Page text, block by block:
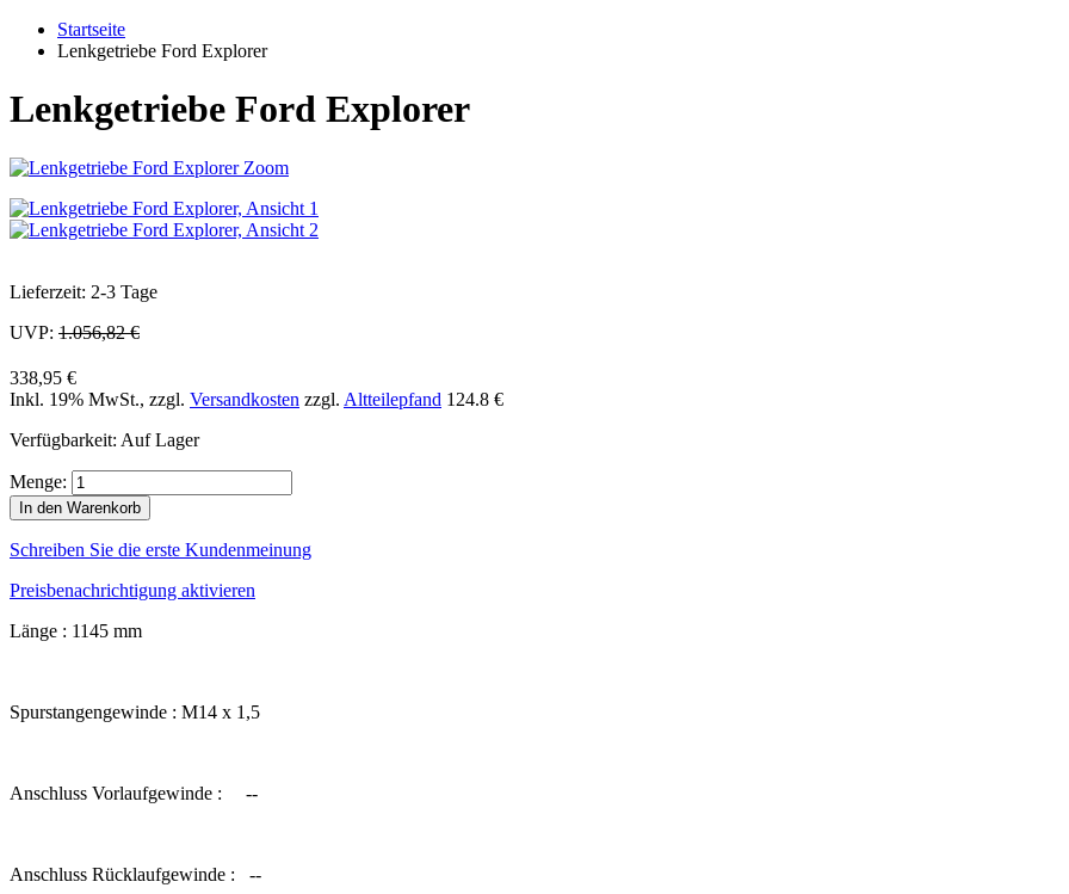
Startseite
Lenkgetriebe Ford Explorer
Lenkgetriebe Ford Explorer
Zoom
Lieferzeit: 2-3 Tage
UVP: 1.056,82 €
338,95 €
Inkl. 19% MwSt., zzgl. Versandkosten zzgl. Altteilepfand 124.8 €
Verfügbarkeit: Auf Lager
Menge:
In den Warenkorb
Schreiben Sie die erste Kundenmeinung
Preisbenachrichtigung aktivieren
Länge : 1145 mm
Spurstangengewinde : M14 x 1,5
Anschluss Vorlaufgewinde : --
Anschluss Rücklaufgewinde : --